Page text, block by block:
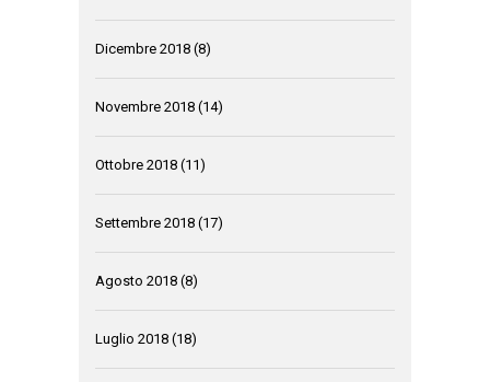
Dicembre 2018 (8)
Novembre 2018 (14)
Ottobre 2018 (11)
Settembre 2018 (17)
Agosto 2018 (8)
Luglio 2018 (18)